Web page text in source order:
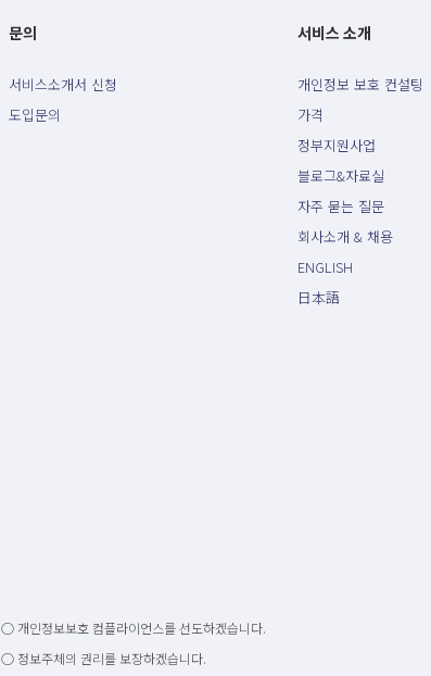
문의
서비스소개서 신청
도입문의
서비스 소개
개인정보 보호 컨설팅
가격
정부지원사업
블로그&자료실
자주 묻는 질문
회사소개 & 채용
ENGLISH
日本語
○ 개인정보보호 컴플라이언스를 선도하겠습니다.
○ 정보주체의 권리를 보장하겠습니다.